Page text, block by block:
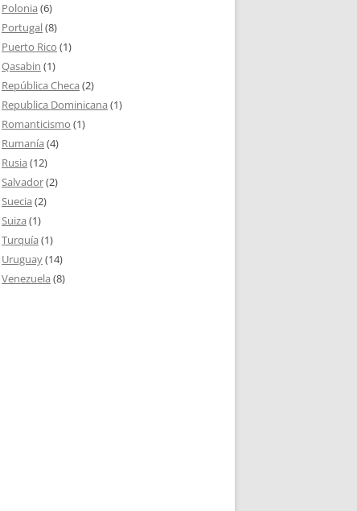
Polonia (6)
Portugal(8)
Puerto Rico (1)
Qasabin (1)
República Checa (2)
Republica Dominicana (1)
Romanticismo (1)
Rumanía (4)
Rusia (12)
Salvador(2)
Suecia (2)
Suiza (1)
Turquía (1)
Uruguay(14)
Venezuela (8)